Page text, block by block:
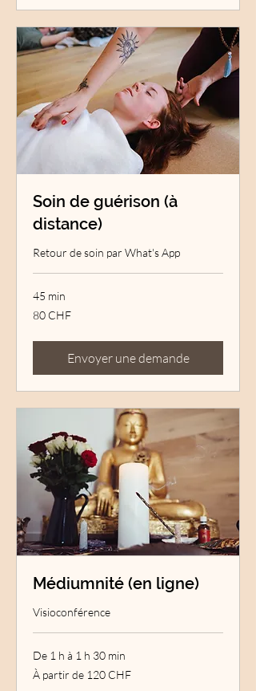
Soin de guérison (à
distance)
Retour de soin par What's App
45 min
80
francs
80 CHF
Envoyer une demande
Médiumnité (en ligne)
Visioconférence
De 1 h à 1 h 30 min
À
partir
À partir de 120 CHF